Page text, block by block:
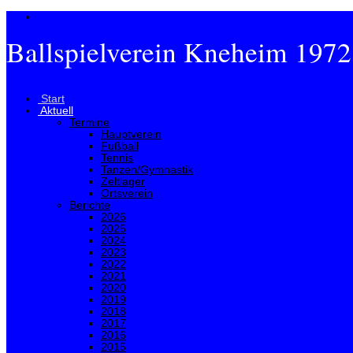
Ballspielverein Kneheim
Start
Aktuell
Termine
Hauptverein
Fußball
Tennis
Tanzen/Gymnastik
Zeltlager
Ortsverein
Berichte
2026
2025
2024
2023
2022
2021
2020
2019
2018
2017
2016
2015